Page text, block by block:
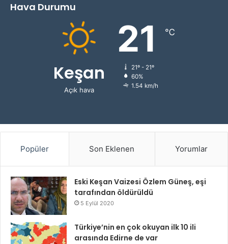
Hava Durumu
Keşan
Açık hava
21 ℃
21º - 21º
60%
1.54 km/h
Popüler Son Eklenen Yorumlar
Eski Keşan Vaizesi Özlem Güneş, eşi
tarafından öldürüldü
5 Eylül 2020
Türkiye’nin en çok okuyan ilk 10 ili
arasında Edirne de var